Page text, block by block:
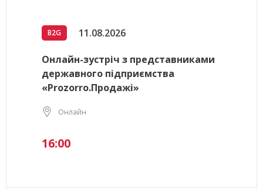
B2G 11.08.2026
Онлайн-зустріч з представниками
державного підприємства
«Prozorro.Продажі»
Онлайн
16:00